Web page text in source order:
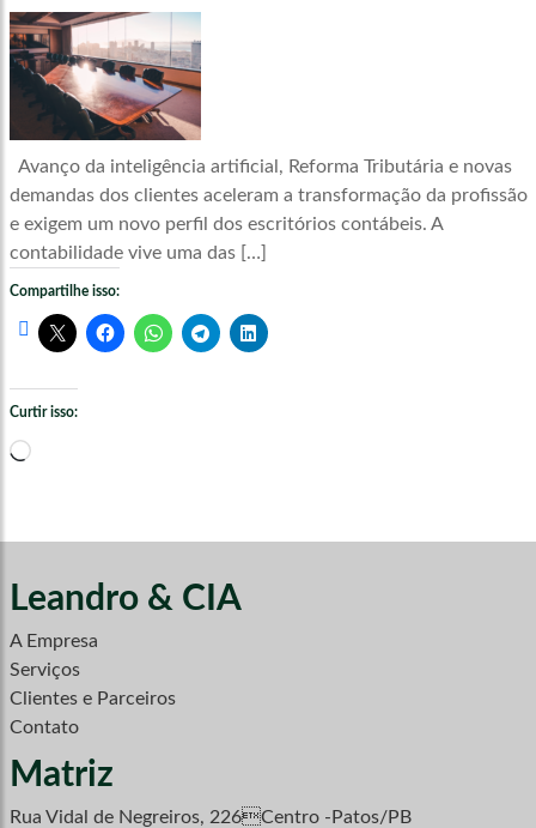
Avanço da inteligência artificial, Reforma Tributária e novas
demandas dos clientes aceleram a transformação da profissão
e exigem um novo perfil dos escritórios contábeis. A
contabilidade vive uma das […]
Compartilhe isso:
Curtir isso:
Carregando...
Leandro & CIA
A Empresa
Serviços
Clientes e Parceiros
Contato
Matriz
Rua Vidal de Negreiros, 226Centro -Patos/PB